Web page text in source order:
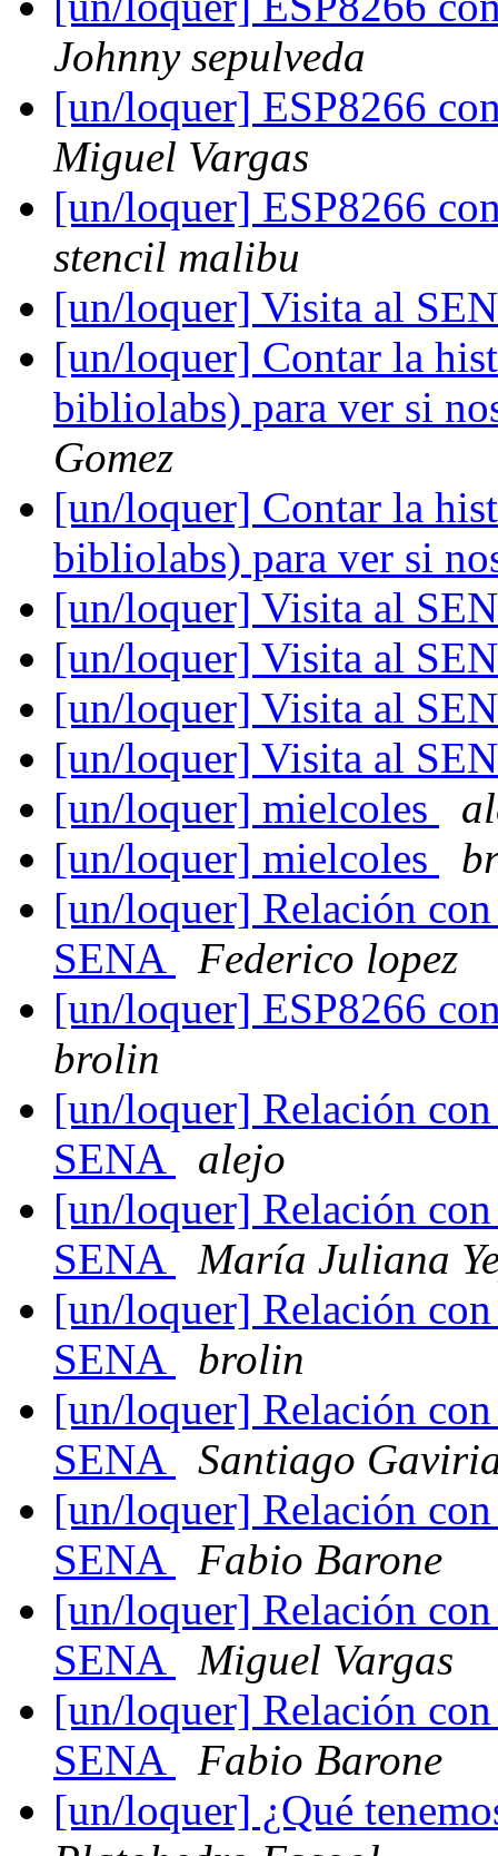
Johnny sepulveda
[un/loquer] ESP8266
Miguel Vargas
[un/loquer] ESP8266
stencil malibu
[un/loquer] Visita al
[un/loquer] Contar la
bibliolabs) para ver si
Gomez
[un/loquer] Contar la
bibliolabs) para ver si
[un/loquer] Visita al
[un/loquer] Visita al
[un/loquer] Visita al
[un/loquer] Visita al
[un/loquer] mielcoles
[un/loquer] mielcoles
[un/loquer] Relación
SENA
Federico lopez
[un/loquer] ESP8266
brolin
[un/loquer] Relación
SENA
alejo
[un/loquer] Relación
SENA
María Juliana
[un/loquer] Relación
SENA
brolin
[un/loquer] Relación
SENA
Santiago
[un/loquer] Relación
SENA
Fabio Barone
[un/loquer] Relación
SENA
Miguel Vargas
[un/loquer] Relación
SENA
Fabio Barone
[un/loquer] ¿Qué